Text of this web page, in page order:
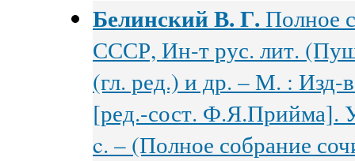
Белинский В. Г. Полное
СССР, Ин-т рус. лит.
(гл. ред.) и др. – М. :
[ред.-сост. Ф.Я.Прийма].
c. – (Полное собрание